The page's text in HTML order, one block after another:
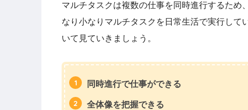
マルチタスクは複数の仕事を同時進行するため
なり小なりマルチタスクを日常生活で実行して
いて見ていきましょう。
同時進行で仕事ができる
全体像を把握できる